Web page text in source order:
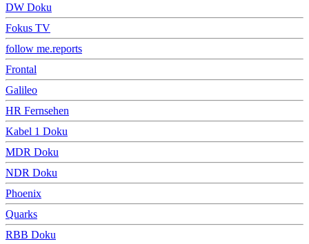
DW Doku
Fokus TV
follow me.reports
Frontal
Galileo
HR Fernsehen
Kabel 1 Doku
MDR Doku
NDR Doku
Phoenix
Quarks
RBB Doku